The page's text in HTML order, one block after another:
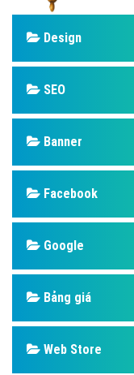
Design
SEO
Banner
Facebook
Google
Bảng giá
Web Store